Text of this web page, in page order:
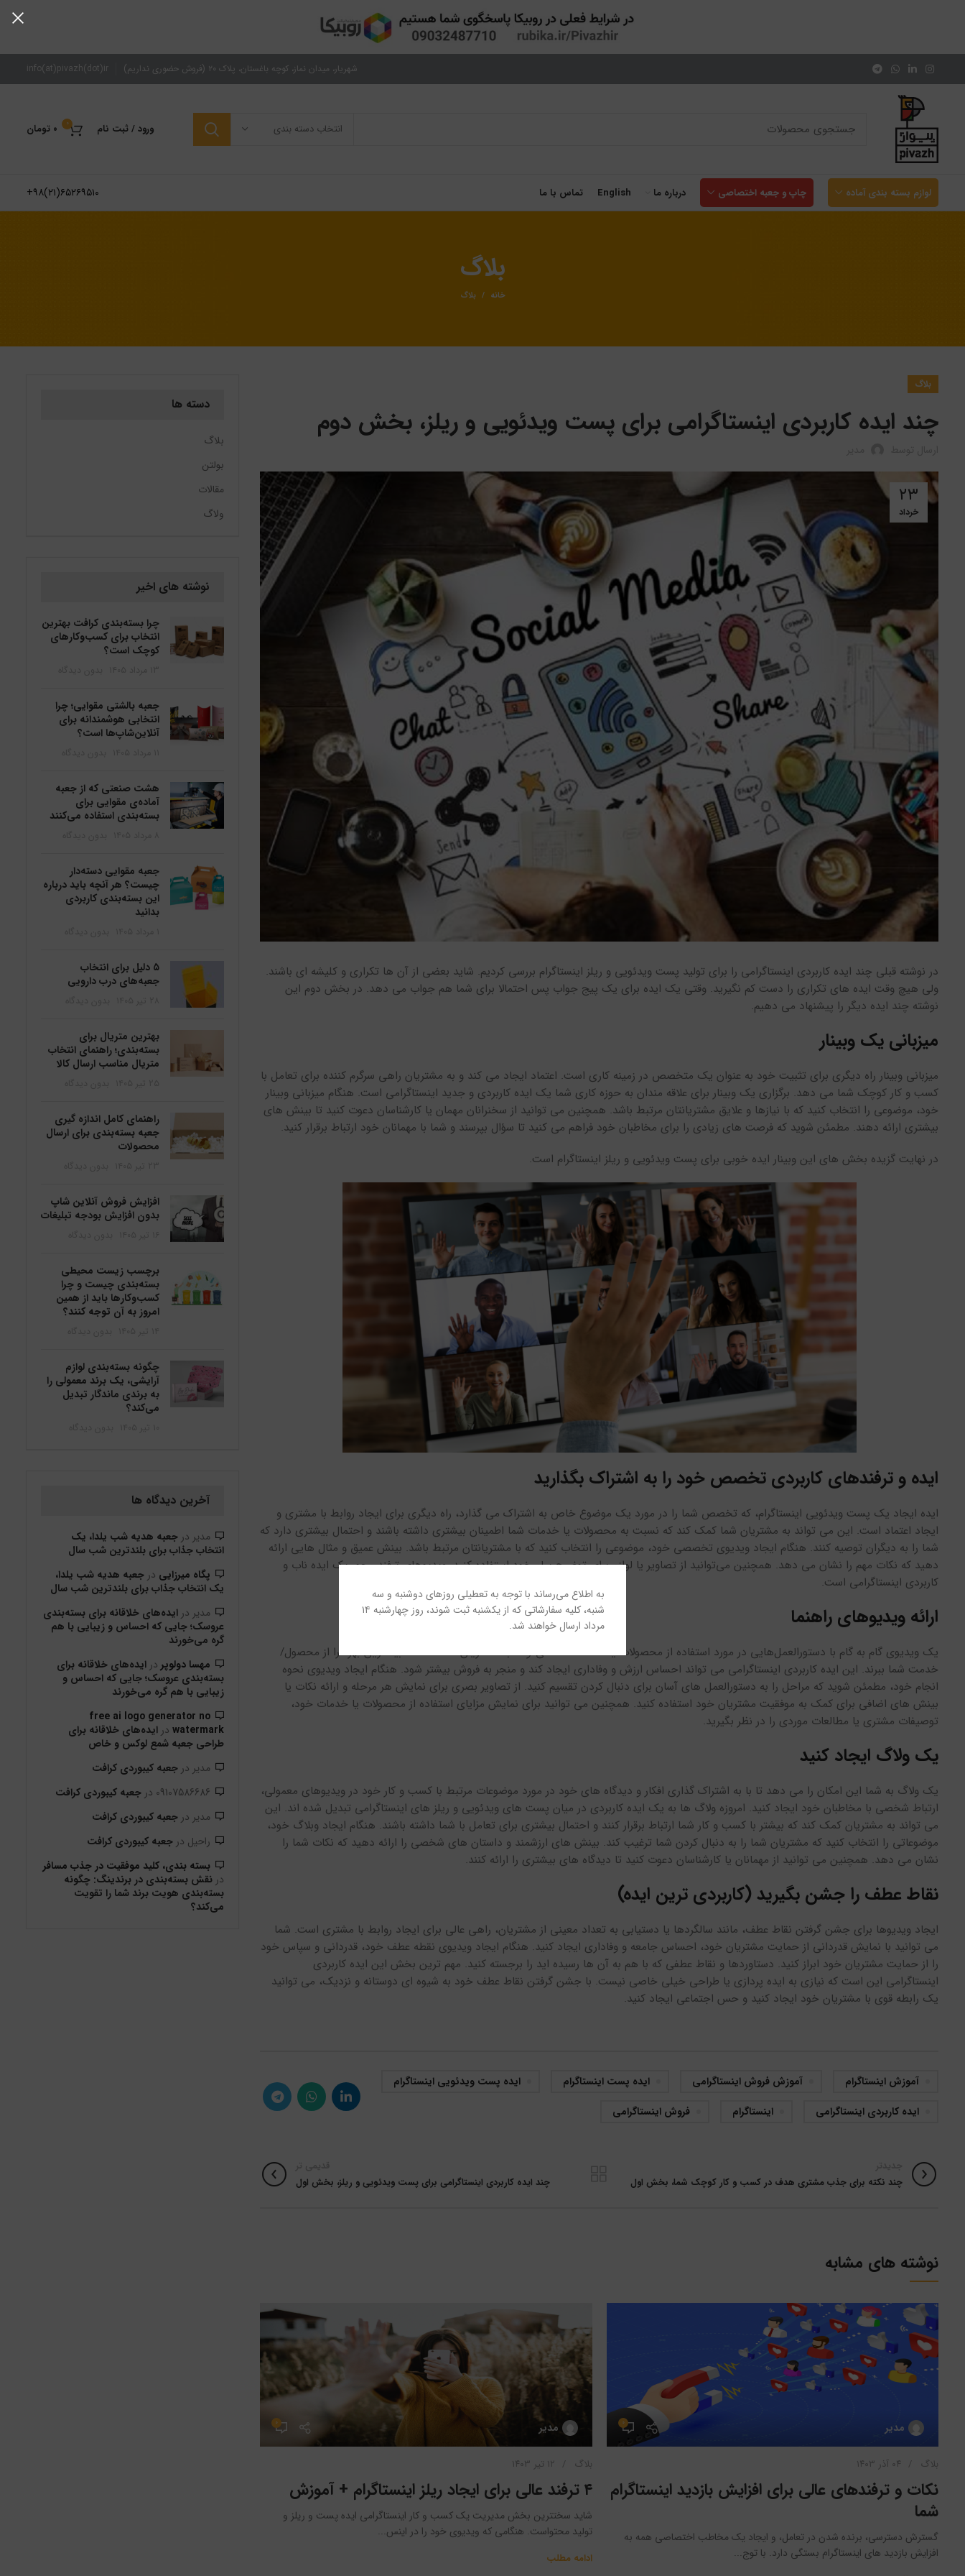
به اطلاع می‌رساند با توجه به تعطیلی روزهای دوشنبه و سه
شنبه، کلیه سفارشاتی که از یکشنبه ثبت شوند، روز چهارشنبه ۱۴
مرداد ارسال خواهند شد.
شهریار، میدان نماز، کوچه باغستان، پلاک ۲۰ (فروش حضوری نداریم) info(at)pivazh(dot)ir
انتخاب دسته بندی ورود / ثبت نام 0 ۰ تومان
لوازم بسته بندی آماده چاپ و جعبه اختصاصی درباره ما English تماس با ما ۶۵۲۶۹۵۱۰(۲۱)۹۸+
بلاگ
خانه بلاگ
بلاگ
چند ایده کاربردی اینستاگرامی برای پست ویدئویی و ریلز، بخش دوم
۲۳
خرداد
در نوشته قبلی چند ایده کاربردی اینستاگرامی را برای تولید پست ویدئویی و ریلز اینستاگرام بررسی کردیم. شاید بعضی از آن ها تکراری و کلیشه ای باشند.
ولی هیچ وقت ایده های تکراری را دست کم نگیرید. وقتی یک ایده برای یک پیج جواب پس احتمالا برای شما هم جواب می دهد. در بخش دوم این
نوشته چند ایده دیگر را پیشنهاد می دهیم.
میزبانی یک وبینار
میزبانی وبینار راه دیگری برای تثبیت خود به عنوان یک متخصص در زمینه کاری است. اعتماد ایجاد می کند و به مشتریان راهی سرگرم کننده برای تعامل با
کسب و کار کوچک شما می دهد. برگزاری یک وبینار برای علاقه مندان به حوزه کاری شما یک ایده کاربردی و جدید اینستاگرامی است. هنگام میزبانی وبینار
خود، موضوعی را انتخاب کنید که با نیازها و علایق مشتریانتان مرتبط باشد. همچنین می توانید از سخنرانان مهمان یا کارشناسان دعوت کنید تا بینش های
بیشتری ارائه دهند. مطمئن شوید که فرصت های زیادی را برای مخاطبان خود فراهم می کنید تا سؤال بپرسند و شما با مهمانان خود ارتباط برقرار کنید.
در نهایت گزیده بخش های این وبینار ایده خوبی برای پست ویدئویی و ریلز اینستاگرام است.
ایده و ترفندهای کاربردی تخصص خود را به اشتراک بگذارید
ایده ایجاد یک پست ویدئویی اینستاگرام، که تخصص شما را در مورد یک موضوع خاص به اشتراک می گذارد، راه دیگری برای ایجاد روابط با مشتری و
ایجاد اعتماد است. این می تواند به مشتریان شما کمک کند که نسبت به محصولات یا خدمات شما اطمینان بیشتری داشته باشند و احتمال بیشتری دارد که
شما را به دیگران توصیه کنند. هنگام ایجاد ویدیوی تخصصی خود، موضوعی را انتخاب کنید که با مشتریانتان مرتبط باشد. بینش عمیق و مثال هایی ارائه
دهید که نکات مهم را نشان می دهد. همچنین می‌توانید از تصاویر یا لوازم برای توضیح پیام خود استفاده کنید. ویدیوهای ترفند محور یک ایده ناب و
کاربردی اینستاگرامی است.
ارائه ویدیوهای راهنما
یک ویدیوی گام به گام با دستورالعمل‌هایی در مورد استفاده از محصولات یا خدمات شما می‌تواند به مشتریان کمک کند تا بیشترین بهره را از محصول/
خدمت شما ببرند. این ایده کاربردی اینستاگرامی می تواند احساس ارزش و وفاداری ایجاد کند و منجر به فروش بیشتر شود. هنگام ایجاد ویدیوی نحوه
انجام خود، مطمئن شوید که مراحل را به دستورالعمل های آسان برای دنبال کردن تقسیم کنید. از تصاویر بصری برای نمایش هر مرحله و ارائه نکات یا
بینش های اضافی برای کمک به موفقیت مشتریان خود استفاده کنید. همچنین می توانید برای نمایش مزایای استفاده از محصولات یا خدمات خود،
توصیفات مشتری یا مطالعات موردی را در نظر بگیرید.
یک ولاگ ایجاد کنید
یک ولاگ به شما این امکان را می دهد تا با به اشتراک گذاری افکار و دیدگاه های خود در مورد موضوعات مرتبط با کسب و کار خود در ویدیوهای معمولی،
ارتباط شخصی با مخاطبان خود ایجاد کنید. امروزه ولاگ ها به یک ایده کاربردی در میان پست های ویدئویی و ریلز های اینستاگرامی تبدیل شده اند. این
می تواند به مشتریان کمک کند که بیشتر با کسب و کار شما ارتباط برقرار کنند و احتمال بیشتری برای تعامل با شما داشته باشند. هنگام ایجاد وبلاگ خود،
موضوعاتی را انتخاب کنید که مشتریان شما را به دنبال کردن شما ترغیب کند. بینش های ارزشمند و داستان های شخصی را ارائه دهید که نکات شما را
نشان می دهد. همچنین می توانید از مهمانان یا کارشناسان دعوت کنید تا دیدگاه های بیشتری را ارائه کنند.
نقاط عطف را جشن بگیرید (کاربردی ترین ایده)
ایجاد ویدیوها برای جشن گرفتن نقاط عطف، مانند سالگردها یا دستیابی به تعداد معینی از مشتریان، راهی عالی برای ایجاد روابط با مشتری است. شما
می توانید با نمایش قدردانی از حمایت مشتریان خود، احساس جامعه و وفاداری ایجاد کنید. هنگام ایجاد ویدیوی نقطه عطف خود، قدردانی و سپاس خود
را از حمایت مشتریان خود ابراز کنید. دستاوردها و نقاط عطفی که با هم به آن ها رسیده اید را برجسته کنید. مهم ترین بخش این ایده کاربردی
اینستاگرامی این است که نیازی به ایده پردازی یا طراحی خیلی خاصی نیست. با جشن گرفتن نقاط عطف خود به شیوه ای دوستانه و نزدیک، می توانید
یک رابطه قوی با مشتریان خود ایجاد کنید و حس اجتماعی ایجاد کنید.
آموزش اینستاگرام آموزش فروش اینستاگرامی ایده پست اینستاگرام
ایده پست ویدئویی اینستاگرام
ایده کاربردی اینستاگرامی
اینستاگرام فروش اینستاگرامی
چند نکته برای جذب مشتری هدف در کسب و کار کوچک شما، بخش اول
چند ایده کاربردی اینستاگرامی برای پست ویدئویی و ریلز، بخش اول
نوشته های مشابه
مدیر ۰
بلاگ ۰۴ آذر ۱۴۰۳
نکات و ترفندهای عالی برای افزایش بازدید اینستاگرام
شما
گسترش دسترسی، برنده شدن در تعامل، و ایجاد یک مخاطب اختصاصی همه به
افزایش بازدید های اینستاگرام بستگی دارد. با توج...
مدیر ۰
بلاگ ۱۲ تیر ۱۴۰۳
۴ ترفند عالی برای ایجاد ریلز اینستاگرام + آموزش
شاید سختترین بخش مدیریت یک کسب و کار اینستاگرامی ایده پست و ریلز و
تولید محتواست. هنگامی که ویدیوی خود را در اینس...
ادامه مطلب
دسته ها
بلاگ
بولتن
مقالات
ولاگ
نوشته های اخیر
چرا بسته‌بندی کرافت بهترین
انتخاب برای کسب‌وکارهای
کوچک است؟
جعبه بالشتی مقوایی؛ چرا
انتخابی هوشمندانه برای
آنلاین‌شاپ‌ها است؟
هشت صنعتی که از جعبه
آماده‌ی مقوایی برای
بسته‌بندی استفاده می‌کنند
جعبه مقوایی دسته‌دار
چیست؟ هر آنچه باید درباره
این بسته‌بندی کاربردی
بدانید
۵ دلیل برای انتخاب
جعبه‌های درب دارویی
بهترین متریال برای
بسته‌بندی؛ راهنمای انتخاب
متریال مناسب ارسال کالا
راهنمای کامل اندازه گیری
جعبه بسته‌بندی برای ارسال
محصولات
افزایش فروش آنلاین شاپ
بدون افزایش بودجه تبلیغات
برچسب زیست محیطی
بسته‌بندی چیست و چرا
کسب‌وکارها باید از همین
امروز به آن توجه کنند؟
چگونه بسته‌بندی لوازم
آرایشی، یک برند معمولی را
به برندی ماندگار تبدیل
می‌کند؟
آخرین دیدگاه ها
مدیر در جعبه هدیه شب یلدا، یک
انتخاب جذاب برای بلندترین شب سال
پگاه میرزایی در جعبه هدیه شب یلدا،
یک انتخاب جذاب برای بلندترین شب سال
مدیر در ایده‌های خلاقانه برای بسته‌بندی
عروسک؛ جایی که احساس و زیبایی با هم
گره می‌خورند
مهسا دولوپر در ایده‌های خلاقانه برای
بسته‌بندی عروسک؛ جایی که احساس و
زیبایی با هم گره می‌خورند
free ai logo generator no
watermark در ایده‌های خلاقانه برای
طراحی جعبه شمع لوکس و خاص
مدیر در جعبه کیبوردی کرافت
09107586686 در جعبه کیبوردی کرافت
مدیر در جعبه کیبوردی کرافت
راحیل در جعبه کیبوردی کرافت
بسته‌ بندی، کلید موفقیت در جذب مسافر
در نقش بسته‌بندی در برندینگ: چگونه
بسته‌بندی هویت برند شما را تقویت
می‌کند؟